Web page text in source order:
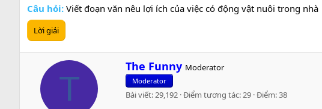
Câu hỏi: Viết đoạn văn nêu lợi ích của việc có động vật nuôi trong nhà
Lời giải
T
W
r
i
t
The Funny Moderator
Moderator
Bài viết 29,192 Điểm tương tác 29 Điểm 38